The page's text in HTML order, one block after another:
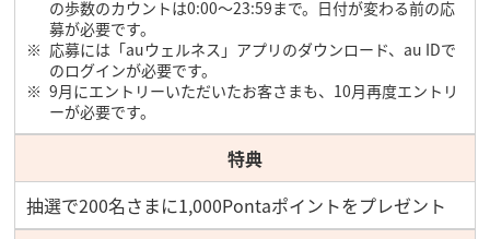
の歩数のカウントは0:00～23:59まで。日付が変わる前の応
募が必要です。
応募には「auウェルネス」アプリのダウンロード、au IDで
のログインが必要です。
9月にエントリーいただいたお客さまも、10月再度エントリ
ーが必要です。
特典
抽選で200名さまに1,000Pontaポイントをプレゼント